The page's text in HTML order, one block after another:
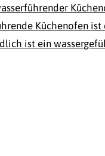
Küchenofen ist
ist ein